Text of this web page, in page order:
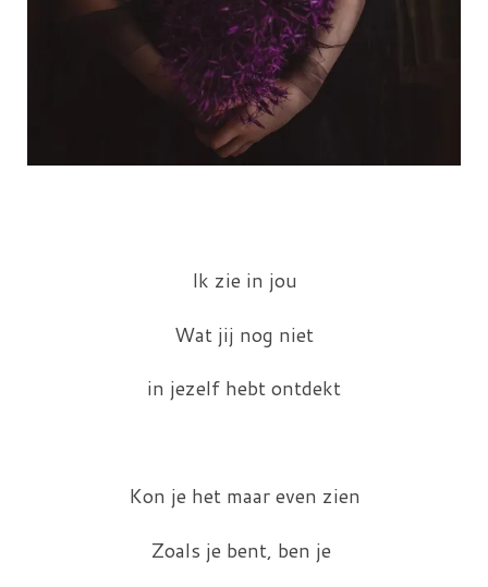
Ik zie in jou
Wat jij nog niet
in jezelf hebt ontdekt
Kon je het maar even zien
Zoals je bent, ben je